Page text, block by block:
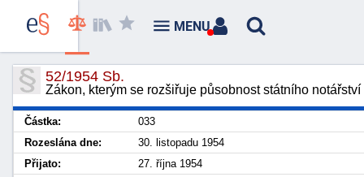
52/1954 Sb.
Zákon, kterým se rozšiřuje působnost státního notářství
Částka:
033
Rozeslána dne:
30. listopadu 1954
Přijato:
27. října 1954
MENU